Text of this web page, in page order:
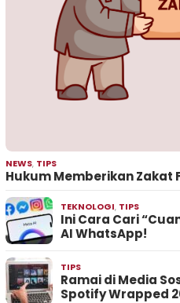
NEWS, TIPS
Hukum Memberikan Zakat
TEKNOLOGI, TIPS
Ini Cara Cari
AI WhatsApp!
TIPS
Ramai di Media
Spotify Wrapped